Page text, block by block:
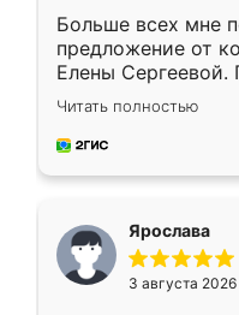
Больше всех мне
предложение от
Елены
короткие сроки
для замера
предложил по
Читать полностью
Ярослава
3 августа 2026